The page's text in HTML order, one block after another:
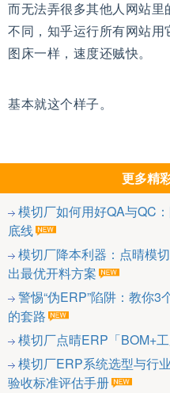
而无法弄很多其他人网站
不同，知乎运行所有网站
图床一样，速度还贼快。
基本就这个样子。
更多精
模切厂如何用好QA与QC
底线
模切厂降本利器：点晴模
出最优开料方案
警惕“伪ERP”陷阱：教你
的套路
模切厂点晴ERP「BOM+
模切厂ERP系统选型与行
验收标准评估手册